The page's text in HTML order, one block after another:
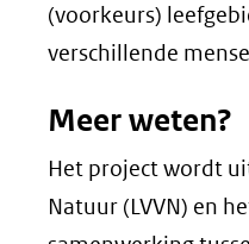
(voorkeurs)
verschillende
Meer weten?
Het project wordt
Natuur (LVVN) en